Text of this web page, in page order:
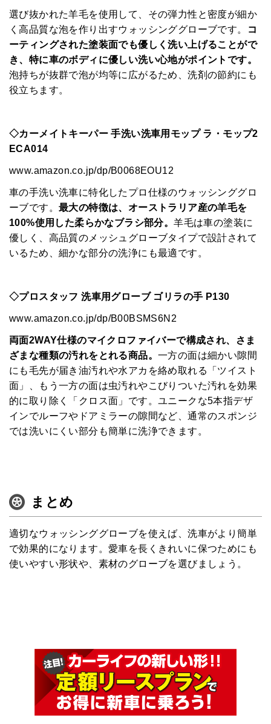
選び抜かれた羊毛を使用して、その弾力性と密度が細か
く高品質な泡を作り出すウォッシンググローブです。
コ
ーティングされた塗装面でも優しく洗い上げることがで
き、特に車のボディに優しい洗い心地がポイントです。
泡持ちが抜群で泡が均等に広がるため、洗剤の節約にも
役立ちます。
◇カーメイトキーパー 手洗い洗車用モップ ラ・モップ2
ECA014
www.amazon.co.jp/dp/B0068EOU12
車の手洗い洗車に特化したプロ仕様のウォッシンググロ
ーブです。 最大の特徴は、オーストラリア産の羊毛を
100%使用した柔らかなブラシ部分。羊毛は車の塗装に
優しく、高品質のメッシュグローブタイプで設計されて
いるため、細かな部分の洗浄にも最適です。
◇プロスタッフ 洗車用グローブ ゴリラの手 P130
www.amazon.co.jp/dp/B00BSMS6N2
両面2WAY仕様のマイクロファイバーで構成され、さま
ざまな種類の汚れをとれる商品。 一方の面は細かい隙間
にも毛先が届き油汚れや水アカを絡め取れる「ツイスト
面」、もう一方の面は虫汚れやこびりついた汚れを効果
的に取り除く「クロス面」です。ユニークな5本指デザ
インでルーフやドアミラーの隙間など、通常のスポンジ
では洗いにくい部分も簡単に洗浄できます。
まとめ
適切なウォッシンググローブを使えば、洗車がより簡単
で効果的になります。愛車を長くきれいに保つためにも
使いやすい形状や、素材のグローブを選びましょう。